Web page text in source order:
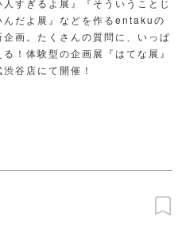
人すぎるよ展』『そういうことじ
んだよ展』などを作るentakuの
企画。たくさんの質問に、いっぱ
る！体験型の企画展『はてな展』
谷店にて開催！